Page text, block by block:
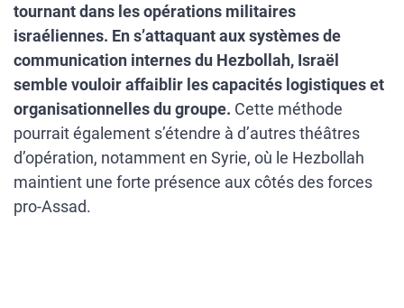
tournant dans les opérations militaires
israéliennes. En s’attaquant aux systèmes de
communication internes du Hezbollah, Israël
semble vouloir affaiblir les capacités logistiques et
organisationnelles du groupe. Cette méthode
pourrait également s’étendre à d’autres théâtres
d’opération, notamment en Syrie, où le Hezbollah
maintient une forte présence aux côtés des forces
pro-Assad.